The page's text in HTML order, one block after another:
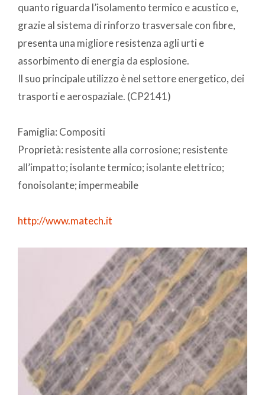
quanto riguarda l’isolamento termico e acustico e,
grazie al sistema di rinforzo trasversale con fibre,
presenta una migliore resistenza agli urti e
assorbimento di energia da esplosione.
Il suo principale utilizzo è nel settore energetico, dei
trasporti e aerospaziale. (CP2141)
Famiglia: Compositi
Proprietà: resistente alla corrosione; resistente
all’impatto; isolante termico; isolante elettrico;
fonoisolante; impermeabile
http://www.matech.it